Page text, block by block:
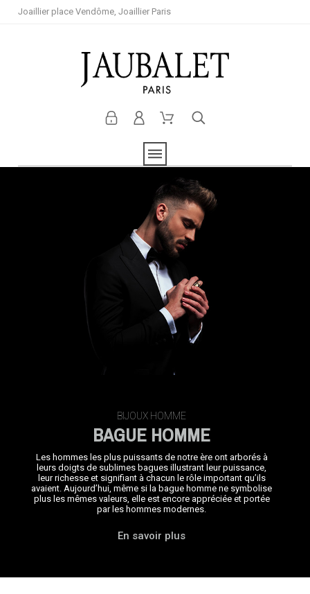
Joaillier place Vendôme, Joaillier Paris
BIJOUX HOMME
BAGUE HOMME
Les hommes les plus puissants de notre ère ont arborés à
leurs doigts de sublimes bagues illustrant leur puissance
leur richesse et signifiant à chacun le rôle important qu’ils
avaient. Aujourd’hui, même si la bague homme ne symbolise
plus les mêmes valeurs, elle est encore appréciée et portée
par les hommes modernes.
En savoir plus